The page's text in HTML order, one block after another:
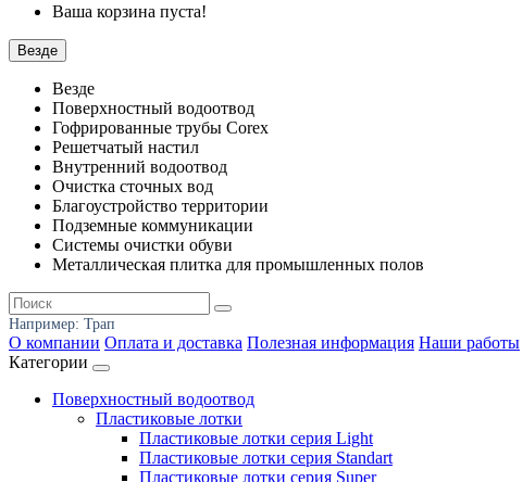
Ваша корзина пуста!
Везде
Везде
Поверхностный водоотвод
Гофрированные трубы Corex
Решетчатый настил
Внутренний водоотвод
Очистка сточных вод
Благоустройство территории
Подземные коммуникации
Системы очистки обуви
Металлическая плитка для промышленных полов
Например: Трап
О компании Оплата и доставка Полезная информация Наши работы
Категории
Поверхностный водоотвод
Пластиковые лотки
Пластиковые лотки серия Light
Пластиковые лотки серия Standart
Пластиковые лотки серия Super